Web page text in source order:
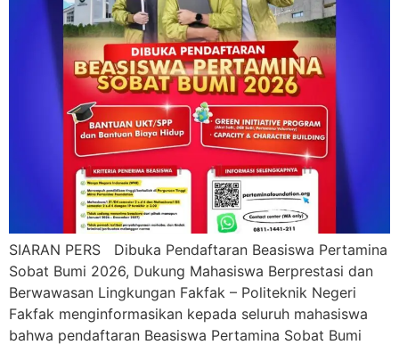
SIARAN PERS Dibuka Pendaftaran Beasiswa Pertamina
Sobat Bumi 2026, Dukung Mahasiswa Berprestasi dan
Berwawasan Lingkungan Fakfak – Politeknik Negeri
Fakfak menginformasikan kepada seluruh mahasiswa
bahwa pendaftaran Beasiswa Pertamina Sobat Bumi